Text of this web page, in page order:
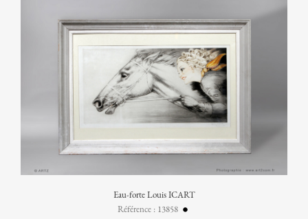
Eau-forte Louis ICART
Référence : 13858